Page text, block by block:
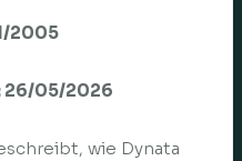
2005
26/05/2026
wie Dynata